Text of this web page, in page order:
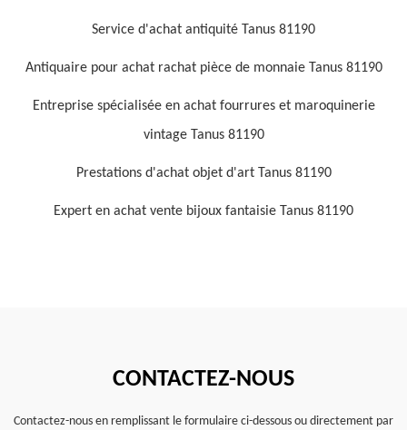
Service d'achat antiquité Tanus 81190
Antiquaire pour achat rachat pièce de monnaie Tanus 81190
Entreprise spécialisée en achat fourrures et maroquinerie
vintage Tanus 81190
Prestations d'achat objet d'art Tanus 81190
Expert en achat vente bijoux fantaisie Tanus 81190
CONTACTEZ-NOUS
Contactez-nous en remplissant le formulaire ci-dessous ou directement par